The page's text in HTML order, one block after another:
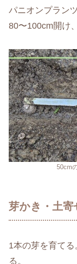
パニオンプラン
80〜100cm開け
50cm
芽かき・土
1本の芽を育て
る。